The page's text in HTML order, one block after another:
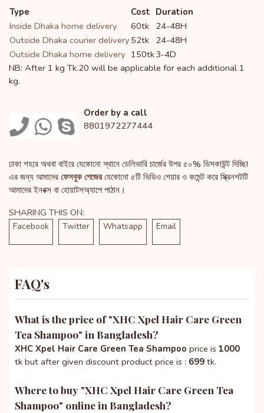
Type Cost Duration
Inside Dhaka home delivery
60tk 24-48H
Outside Dhaka courier delivery52tk 24-48H
Outside Dhaka home delivery 150tk3-4D
NB: After 1 kg Tk.20 will be applicable for each additional 1
kg.
Order by a call
8801972277444
ঢাকা শহরে অথবা বাইরে যেকোনো স্থানে ডেলিভারি চার্জের উপর ৫০% ডিসকাউন্ট দিচ্ছি!
এর জন্য আমাদের ফেসবুক পেজেরযেকোনো ৫টি ভিডিও শেয়ার ও কমেন্ট করে স্ক্রিনশটটি
আমাদের ইনবক্স বা হোয়াটসঅ্যাপে পাঠান।
SHARING THIS ON:
Facebook Twitter Whatsapp Email
FAQ's
What is the price of "XHC Xpel Hair Care Green
Tea Shampoo" in Bangladesh?
XHC Xpel Hair Care Green Tea Shampoo price is 1000
tk but after given discount product price is : 699 tk.
Where to buy "XHC Xpel Hair Care Green Tea
Shampoo" online in Bangladesh?